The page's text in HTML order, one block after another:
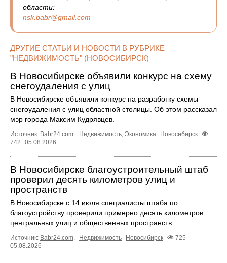
области:
nsk.babr@gmail.com
ДРУГИЕ СТАТЬИ И НОВОСТИ В РУБРИКЕ
"НЕДВИЖИМОСТЬ" (НОВОСИБИРСК)
В Новосибирске объявили конкурс на схему
снегоудаления с улиц
В Новосибирске объявили конкурс на разработку схемы
снегоудаления с улиц областной столицы. Об этом рассказал
мэр города Максим Кудрявцев.
Источник: Babr24.com Недвижимость Экономика
Новосибирск
742
05.08.2026
В Новосибирске благоустроительный штаб
проверил десять километров улиц и
пространств
В Новосибирске с 14 июля специалисты штаба по
благоустройству проверили примерно десять километров
центральных улиц и общественных пространств.
Источник: Babr24.com Недвижимость Новосибирск
725
05.08.2026